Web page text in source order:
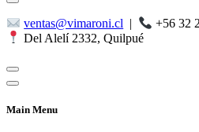
ventas@vimaroni.cl | +56 32
Del Alelí 2332, Quilpué
Main Menu